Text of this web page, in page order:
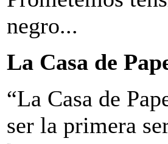
negro...
La Casa de
“La Casa de
ser la primera